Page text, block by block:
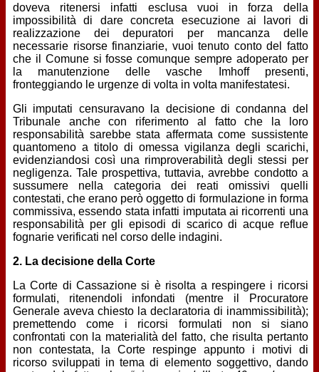
doveva ritenersi infatti esclusa vuoi in forza della
impossibilità di dare concreta esecuzione ai lavori di
realizzazione dei depuratori per mancanza delle
necessarie risorse finanziarie, vuoi tenuto conto del fatto
che il Comune si fosse comunque sempre adoperato per
la manutenzione delle vasche Imhoff presenti,
fronteggiando le urgenze di volta in volta manifestatesi.
Gli imputati censuravano la decisione di condanna del
Tribunale anche con riferimento al fatto che la loro
responsabilità sarebbe stata affermata come sussistente
quantomeno a titolo di omessa vigilanza degli scarichi,
evidenziandosi così una rimproverabilità degli stessi per
negligenza. Tale prospettiva, tuttavia, avrebbe condotto a
sussumere nella categoria dei reati omissivi quelli
contestati, che erano però oggetto di formulazione in forma
commissiva, essendo stata infatti imputata ai ricorrenti una
responsabilità per gli episodi di scarico di acque reflue
fognarie verificati nel corso delle indagini.
2. La decisione della Corte
La Corte di Cassazione si è risolta a respingere i ricorsi
formulati, ritenendoli infondati (mentre il Procuratore
Generale aveva chiesto la declaratoria di inammissibilità);
premettendo come i ricorsi formulati non si siano
confrontati con la materialità del fatto, che risulta pertanto
non contestata, la Corte respinge appunto i motivi di
ricorso sviluppati in tema di elemento soggettivo, dando